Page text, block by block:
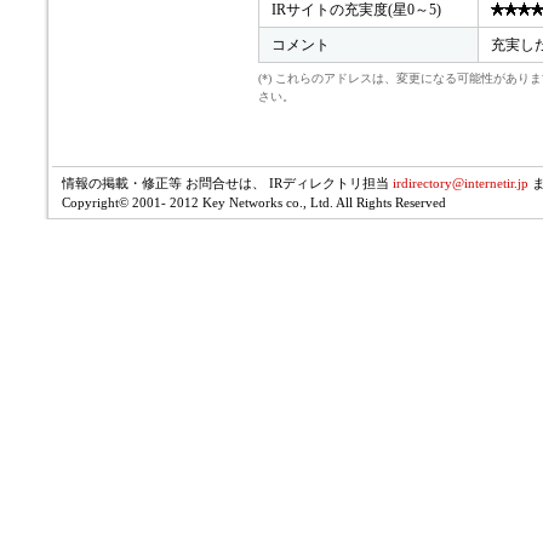
IRサイトの充実度(星0～5)
コメント 充実し
(*) これらのアドレスは、変更になる可能性があり
さい。
情報の掲載・修正等 お問合せは、 IRディレクトリ担当 irdirectory@internetir.jp
Copyright© 2001- 2012 Key Networks co., Ltd. All Rights Reserved